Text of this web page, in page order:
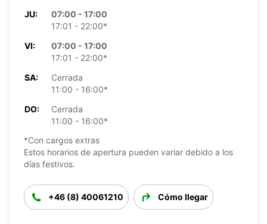
JU:
07:00 - 17:00
17:01 - 22:00*
VI:
07:00 - 17:00
17:01 - 22:00*
SA:
Cerrada
11:00 - 16:00*
DO:
Cerrada
11:00 - 16:00*
*Con cargos extras
Estos horarios de apertura pueden variar debido a los
días festivos.
+46 (8) 40061210 Cómo llegar